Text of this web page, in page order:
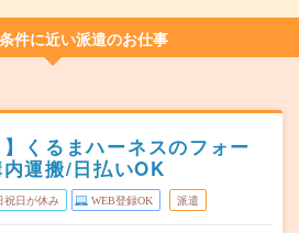
件に近い派遣のお仕事
】くるまハーネスのフォー
運搬/日払いOK
祝日が休み WEB登録OK 派遣